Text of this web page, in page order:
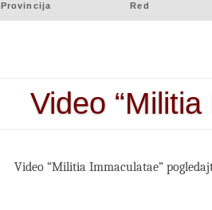
Provincija Red
Video
Video “Militia Immaculatae”